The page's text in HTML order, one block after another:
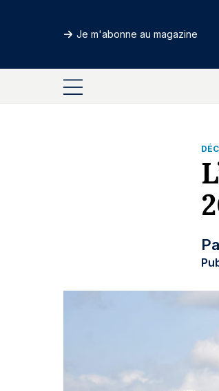
Je m'abonne au magazine